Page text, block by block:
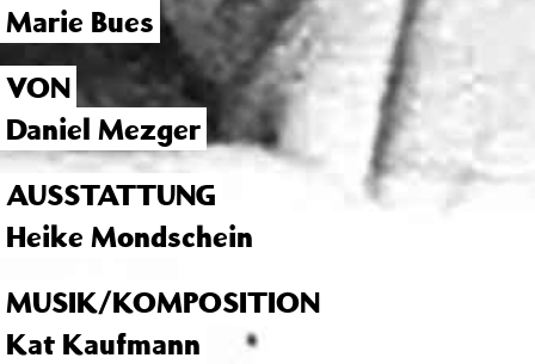
Marie Bues
VON
Daniel Mezger
AUSSTATTUNG
Heike Mondschein
MUSIK/KOMPOSITION
Kat Kaufmann